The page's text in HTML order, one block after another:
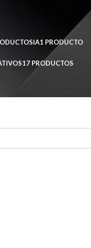
IA1 PRODUCTO
17 PRODUCTOS